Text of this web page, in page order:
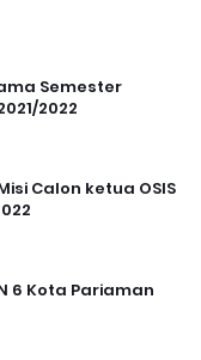
Semester
2022
Calon ketua OSIS
6 Kota Pariaman